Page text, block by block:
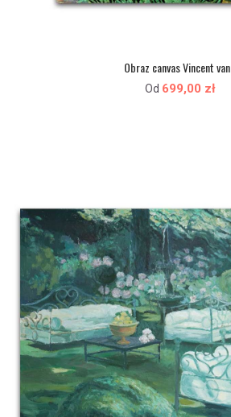
Obraz canvas Vincent van...
Od 699,00 zł